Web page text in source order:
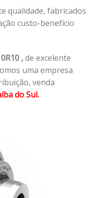
qualidade, fabricados
custo-benefício
,de excelente
uma empresa
venda
do Sul.